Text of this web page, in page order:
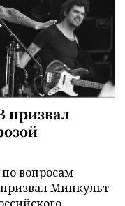
призвал
вопросам
Минкульт